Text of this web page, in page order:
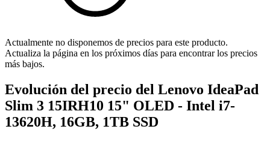
Actualmente no disponemos de precios para este producto.
Actualiza la página en los próximos días para encontrar los precios
más bajos.
Evolución del precio del Lenovo IdeaPad
Slim 3 15IRH10 15" OLED - Intel i7-
13620H, 16GB, 1TB SSD